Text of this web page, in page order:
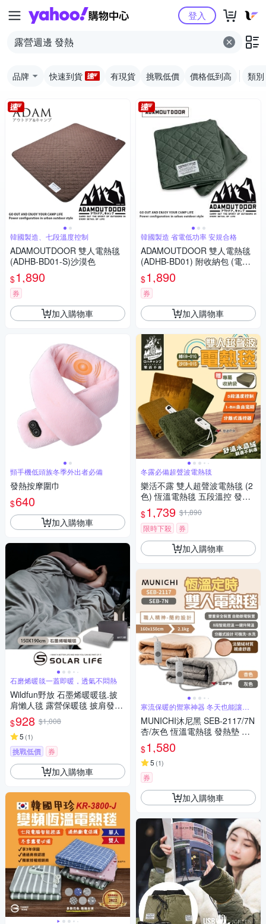
Yahoo購物中心登入
品牌 快速到貨 有現貨 挑戰低價 價格低到高 類別
韓國製造、七段溫度控制
ADAMOUTDOOR 雙人電熱毯
(ADHB-BD01-S)沙漠色
$1,890
券
加入購物車
頸手機低頭族冬季外出者必備
發熱按摩圍巾
$640
加入購物車
石磨烯暖毯一蓋即暖，透氣不悶熱
Wildfun野放 石墨烯暖暖毯.披
肩懶人毯 露營保暖毯 披肩發熱
毯 旅行蓋毯 單人薄毯
$928 $1,008
5 (1)
挑戰低價 券
加入購物車
韓國製造 省電低功率 安規合格
ADAMOUTDOOR 雙人電熱毯
(ADHB-BD01) 附收納包 (電毯
野營 韓國製 保暖 電熱毯 )
$1,890
券
加入購物車
冬露必備超聲波電熱毯
樂活不露 雙人超聲波電熱毯 (2
色) 恆溫電熱毯 五段溫控 發熱
墊 電熱墊 露營 悠遊戶外
$1,739 $1,890
限時下殺
券
加入購物車
寒流保暖的禦寒神器 冬天也能讓你
一覺好眠
MUNICHI沐尼黑 SEB-2117/7N
杏/灰色 恆溫電熱毯 發熱墊 電
熱墊 保暖 悠遊戶外
$1,580
5 (1)
券
加入購物車